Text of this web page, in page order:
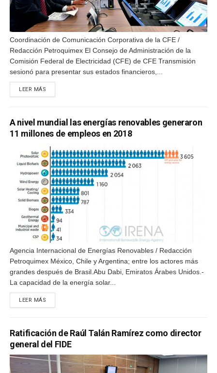
Coordinación de Comunicación Corporativa de la CFE /
Redacción Petroquimex El Consejo de Administración de la
Comisión Federal de Electricidad (CFE) de CFE Transmisión
sesionó para presentar sus estados financieros,...
LEER MÁS
A nivel mundial las energías renovables generaron
11 millones de empleos en 2018
Agencia Internacional de Energías Renovables / Redacción
Petroquimex México, Chile y Argentina; entre los actores más
grandes después de Brasil.Abu Dabi, Emiratos Árabes Unidos.-
La capacidad de la energía solar...
LEER MÁS
Ratificación de Raúl Talán Ramírez como director
general del FIDE